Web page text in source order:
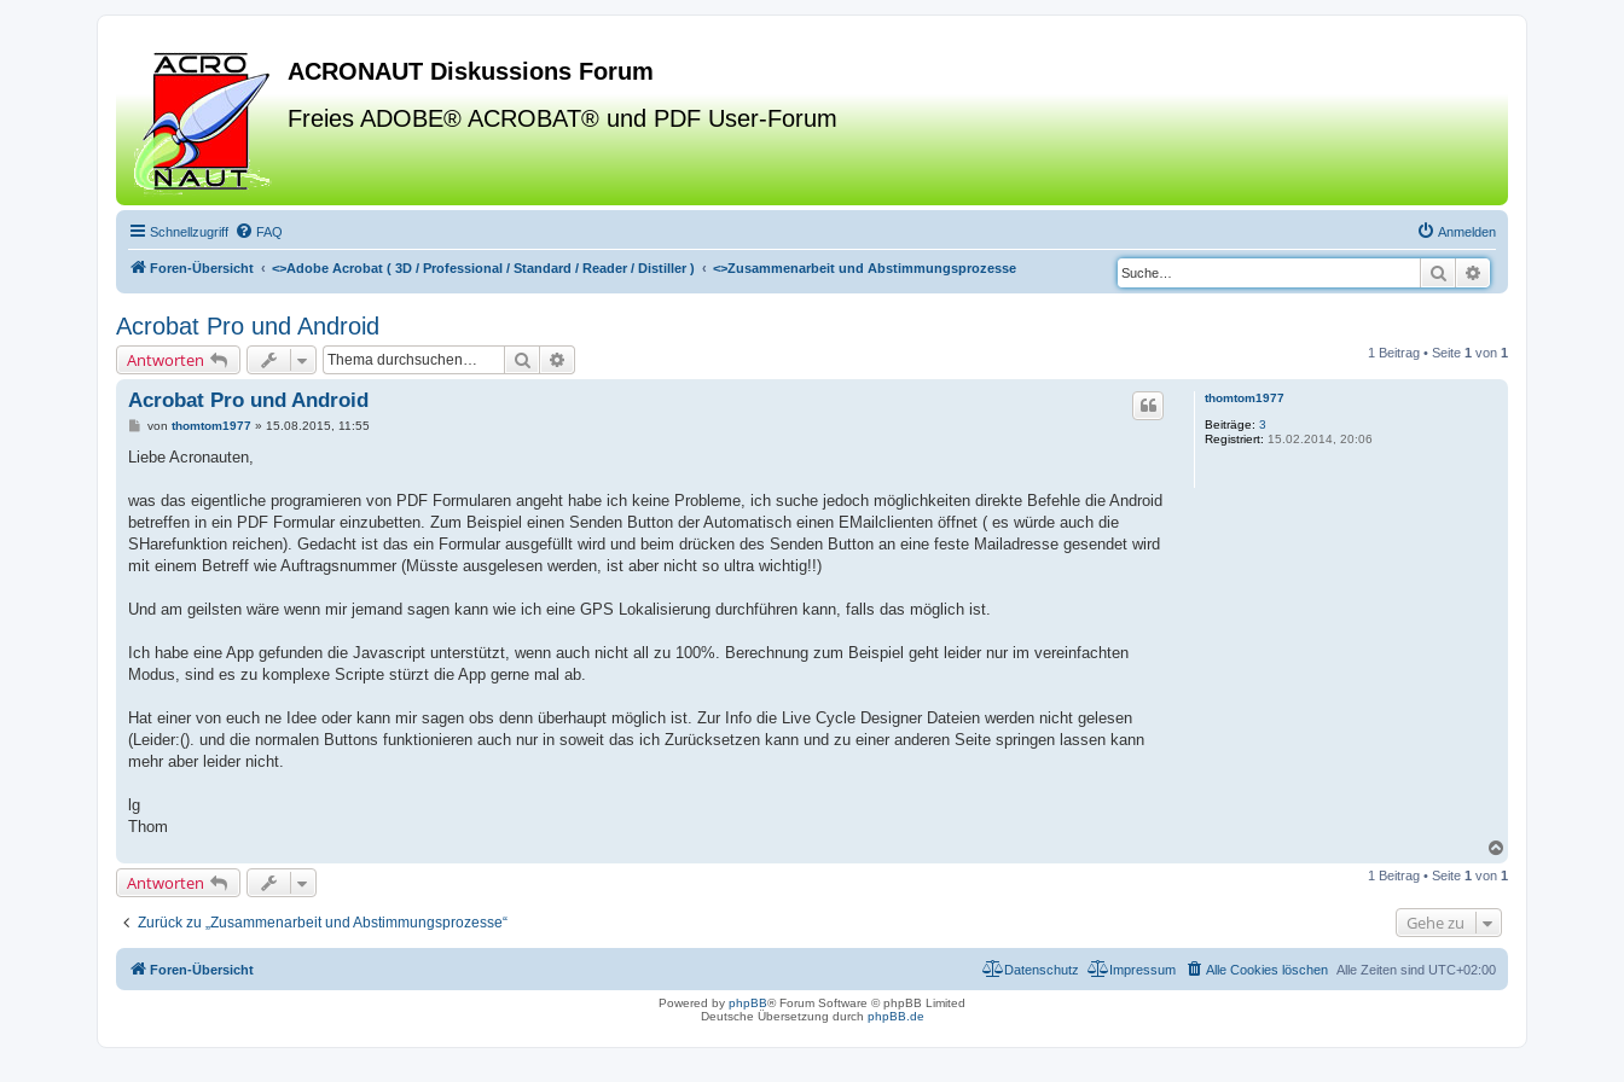
ACRONAUT Diskussions Forum
Freies ADOBE® ACROBAT® und PDF User-Forum
Schnellzugriff FAQ Anmelden
Foren-Übersicht <>Adobe Acrobat ( 3D / Professional / Standard / Reader / Distiller ) <>Zusammenarbeit und Abstimmungsprozesse Suche
Acrobat Pro und Android
Antworten Suche 1 Beitrag • Seite 1 von 1
thomtom1977
Beiträge: 3
Registriert: 15.02.2014, 20:06
Acrobat Pro und Android
B
i
a
von thomtom1977» 15.08.2015, 11:55
Liebe Acronauten,
was das eigentliche programieren von PDF Formularen angeht habe ich keine Probleme, ich suche jedoch möglichkeiten direkte Befehle die Android
betreffen in ein PDF Formular einzubetten. Zum Beispiel einen Senden Button der Automatisch einen EMailclienten öffnet ( es würde auch die
SHarefunktion reichen). Gedacht ist das ein Formular ausgefüllt wird und beim drücken des Senden Button an eine feste Mailadresse gesendet wird
mit einem Betreff wie Auftragsnummer (Müsste ausgelesen werden, ist aber nicht so ultra wichtig!!)
Und am geilsten wäre wenn mir jemand sagen kann wie ich eine GPS Lokalisierung durchführen kann, falls das möglich ist.
Ich habe eine App gefunden die Javascript unterstützt, wenn auch nicht all zu 100%. Berechnung zum Beispiel geht leider nur im vereinfachten
Modus, sind es zu komplexe Scripte stürzt die App gerne mal ab.
Hat einer von euch ne Idee oder kann mir sagen obs denn überhaupt möglich ist. Zur Info die Live Cycle Designer Dateien werden nicht gelesen
(Leider:(). und die normalen Buttons funktionieren auch nur in soweit das ich Zurücksetzen kann und zu einer anderen Seite springen lassen kann
mehr aber leider nicht.
lg
Thom
c
Antworten 1 Beitrag • Seite 1 von 1
Zurück zu „Zusammenarbeit und Abstimmungsprozesse“ Gehe zu
Foren-Übersicht Alle Zeiten sind UTC+02:00
Alle Cookies löschen
Impressum
Datenschutz
Powered by phpBB® Forum Software © phpBB Limited
Deutsche Übersetzung durch phpBB.de